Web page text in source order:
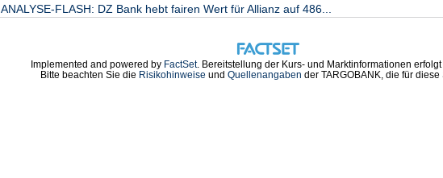
ANALYSE-FLASH: DZ Bank hebt fairen Wert für Allianz auf 486...
Implemented and powered by FactSet. Bereitstellung der Kurs- und Marktinformationen erfolgt
Bitte beachten Sie die Risikohinweise und Quellenangaben der TARGOBANK, die für diese